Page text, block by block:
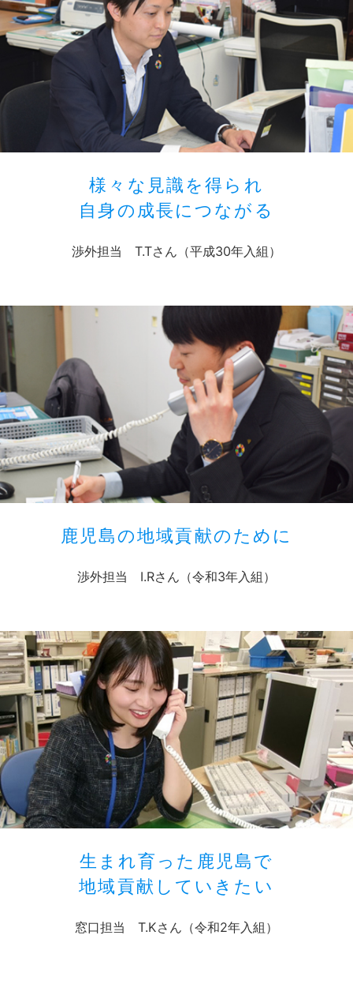
様々な見識を得られ
自身の成長につながる
渉外担当 T.Tさん（平成30年入組）
鹿児島の地域貢献のために
渉外担当 I.Rさん（令和3年入組）
生まれ育った鹿児島で
地域貢献していきたい
窓口担当 T.Kさん（令和2年入組）